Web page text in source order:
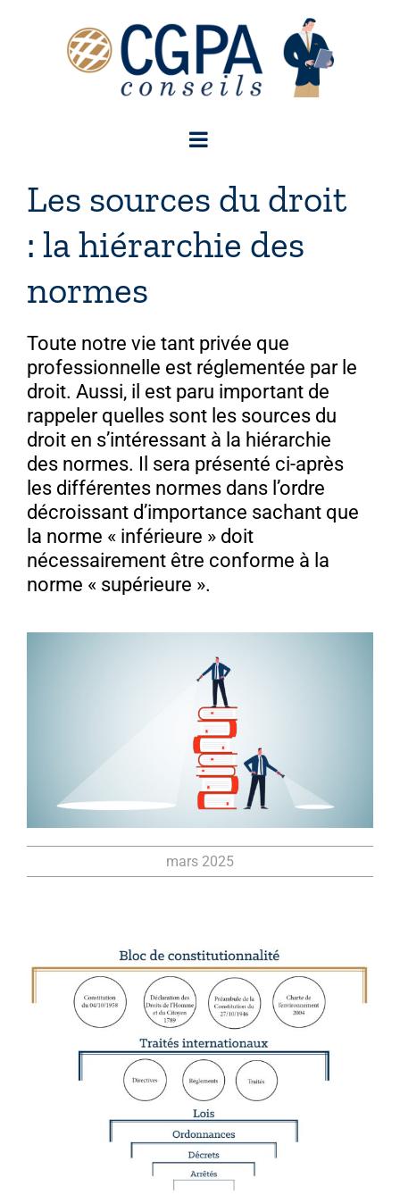
Les sources du droit
: la hiérarchie des
normes
Toute notre vie tant privée que
professionnelle est réglementée par le
droit. Aussi, il est paru important de
rappeler quelles sont les sources du
droit en s’intéressant à la hiérarchie
des normes. Il sera présenté ci-après
les différentes normes dans l’ordre
décroissant d’importance sachant que
la norme « inférieure » doit
nécessairement être conforme à la
norme « supérieure ».
mars 2025